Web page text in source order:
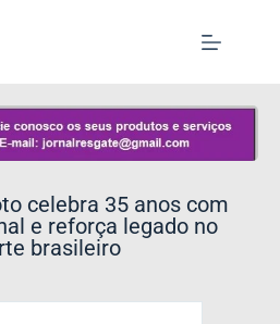
celebra 35 anos com
e reforça legado no
brasileiro